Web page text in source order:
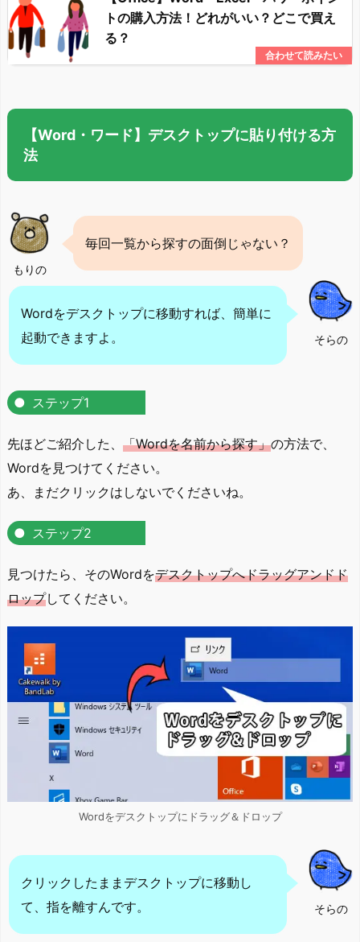
トの購入方法！どれがいい？どこで買え
る？
【Word・ワード】デスクトップに貼り付ける方
法
もりの
毎回一覧から探すの面倒じゃない？
そらの
Wordをデスクトップに移動すれば、簡単に
起動できますよ。
ステップ1
先ほどご紹介した、 「Wordを名前から探す」の方法で、
Wordを見つけてください。
あ、まだクリックはしないでくださいね。
ステップ2
見つけたら、そのWordをデスクトップへドラッグアンドド
ロップしてください。
Wordをデスクトップにドラッグ＆ドロップ
そらの
クリックしたままデスクトップに移動し
て、指を離すんです。